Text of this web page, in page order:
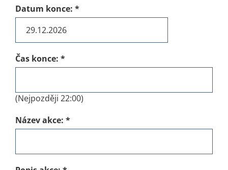
Datum konce: *
Čas konce: *
(Nejpozději 22:00)
Název akce: *